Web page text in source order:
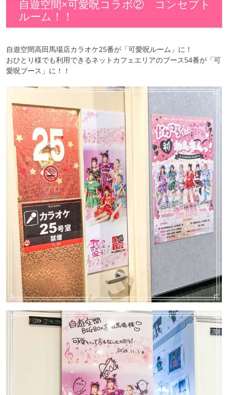
自遊空間×可愛呪コラボ② コンセプト
ルーム！！
自遊空間高田馬場店カラオケ25番が「可愛呪ルーム」に！
おひとり様でも利用できるネットカフェエリアのブース54番が「可
愛呪ブース」に！！